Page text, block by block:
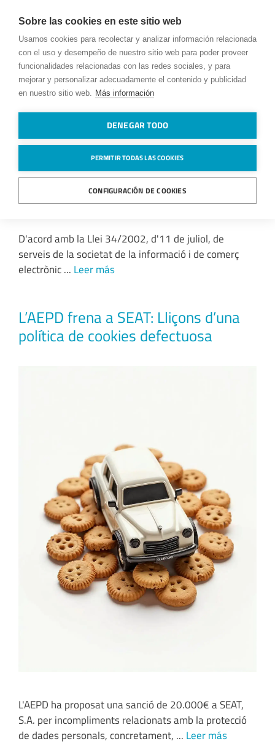
Resultats de la cerca per a:
cookies
Política de cookies
D'acord amb la Llei 34/2002, d'11 de juliol, de
serveis de la societat de la informació i de comerç
electrònic ... Leer más
L’AEPD frena a SEAT: Lliçons d’una
política de cookies defectuosa
L'AEPD ha proposat una sanció de 20.000€ a SEAT,
S.A. per incompliments relacionats amb la protecció
de dades personals, concretament, ... Leer más
Sobre las cookies en este sitio web
Usamos cookies para recolectar y analizar información relacionada
con el uso y desempeño de nuestro sitio web para poder proveer
funcionalidades relacionadas con las redes sociales, y para
mejorar y personalizar adecuadamente el contenido y publicidad
en nuestro sitio web. Más información
DENEGAR TODO
PERMITIR TODAS LAS COOKIES
CONFIGURACIÓN DE COOKIES